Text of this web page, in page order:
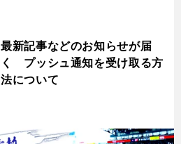
最新記事などのお知らせが届
く プッシュ通知を受け取る方
法について